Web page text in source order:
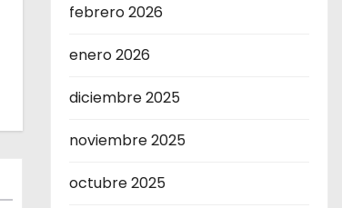
febrero 2026
enero 2026
diciembre 2025
noviembre 2025
octubre 2025